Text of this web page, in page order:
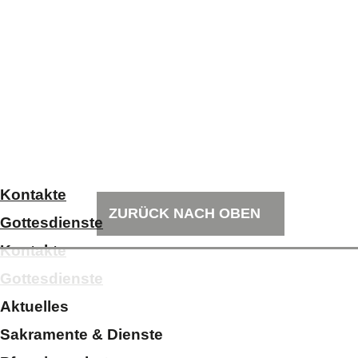
ZURÜCK NACH OBEN
Kontakte
Gottesdienste
Kontakte
Gottesdienste
Aktuelles
Sakramente & Dienste